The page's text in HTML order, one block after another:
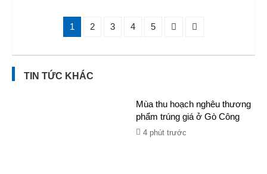
1 2 3 4 5
TIN TỨC KHÁC
Mùa thu hoạch nghêu thương
phẩm trúng giá ở Gò Công
4 phút trước